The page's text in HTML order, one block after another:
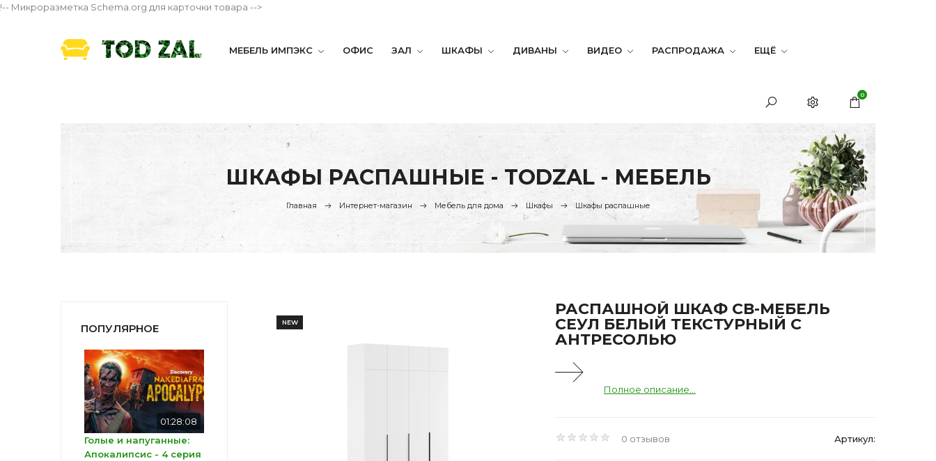
!-- Микроразметка Schema.org для карточки товара -->
МЕБЕЛЬ ИМПЭКС ОФИС ЗАЛ ШКАФЫ ДИВАНЫ ВИДЕО РАСПРОДАЖА ЕЩЁ
0
ШКАФЫ РАСПАШНЫЕ - TODZAL - МЕБЕЛЬ
Главная Интернет-магазин Мебель для дома Шкафы Шкафы распашные
NEW
РАСПАШНОЙ ШКАФ СВ-МЕБЕЛЬ
СЕУЛ БЕЛЫЙ ТЕКСТУРНЫЙ С
АНТРЕСОЛЬЮ
Полное описание...
0 отзывов Артикул:
ПОПУЛЯРНОЕ
01:28:08
Голые и напуганные:
Апокалипсис - 4 серия